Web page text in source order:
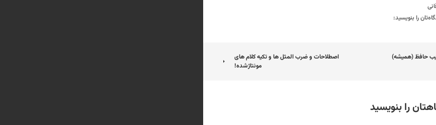
را بنویسید:
حافظ (همیشه)
اصطلاحات و ضرب المثل ها و تکیه کلام های
مونتاژشده!
را بنویسید